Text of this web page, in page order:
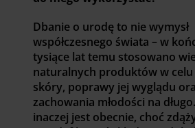
Dbanie o urodę to nie wymysł
współczesnego świata – w
tysiące lat temu stosowano
naturalnych produktów w
skóry, poprawy jej wyglądu
zachowania młodości na
inaczej jest obecnie, choć